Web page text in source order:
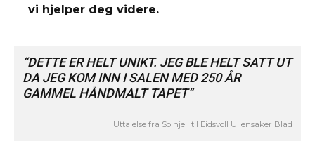
vi hjelper deg videre.
“DETTE ER HELT UNIKT. JEG BLE HELT SATT UT
DA JEG KOM INN I SALEN MED 250 ÅR
GAMMEL HÅNDMALT TAPET”
Uttalelse fra Solhjell til Eidsvoll Ullensaker Blad